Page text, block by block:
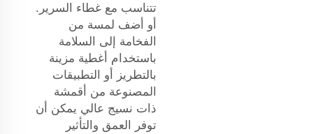
تتناسب مع غطاء السرير.
أو أضف لمسة من
الفخامة إلى السلامة
باستخدام أغطية مزينة
بالتطريز أو التطبيقات
المصنوعة من أقمشة
ذات نسيج عالي يمكن أن
توفر العمق والتأثير